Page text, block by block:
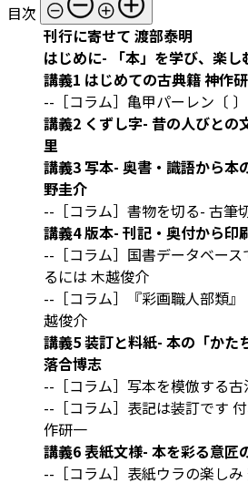
目次
刊行に寄せて 渡部泰明
はじめに- 「本」を学び、楽
講義1 はじめての古典籍 神作
--［コラム］亀甲パーレン〔
講義2 くずし字- 昔の人びとの
里
講義3 写本- 奥書・識語から本
野圭介
--［コラム］書物を切る- 古筆
講義4 版本- 刊記・奥付から印
--［コラム］国書データベー
るには 木越俊介
--［コラム］『彩画職人部類
越俊介
講義5 装訂と料紙- 本の「かた
落合博志
--［コラム］写本を模倣する
--［コラム］表記は装訂です
作研一
講義6 表紙文様- 本を彩る意匠
--［コラム］表紙ウラの楽しみ